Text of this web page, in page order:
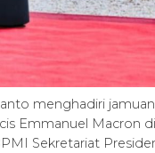
menghadiri
Emmanuel Macron
Sekretariat